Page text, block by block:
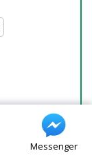
Messenger